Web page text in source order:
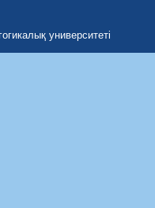
университеті